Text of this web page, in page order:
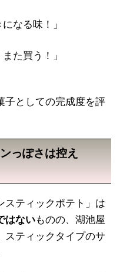
なる味！」
た買う！」
子としての完成度を評
っぽさは控え
スティックポテト」は
はないものの、湖池屋
スティックタイプのサ